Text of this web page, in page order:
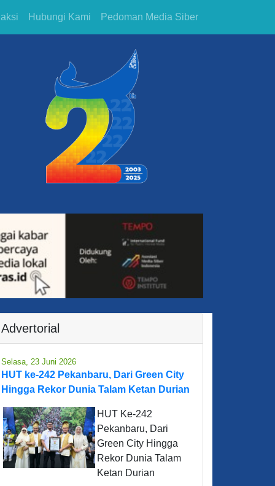
Hubungi Kami Pedoman Media Siber
Advertorial
Selasa, 23 Juni 2026
HUT ke-242 Pekanbaru, Dari Green City
Hingga Rekor Dunia Talam Ketan Durian
HUT Ke-242
Pekanbaru, Dari
Green City Hingga
Rekor Dunia Talam
Ketan Durian